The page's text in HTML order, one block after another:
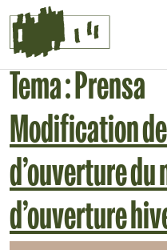
Saltar al contingut
Navigation
Tema :Prensa
Modification
d’ouverture du
d’ouverture